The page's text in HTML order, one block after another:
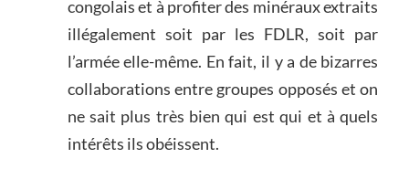
congolais et à profiter des minéraux extraits
illégalement soit par les FDLR, soit par
l’armée elle-même. En fait, il y a de bizarres
collaborations entre groupes opposés et on
ne sait plus très bien qui est qui et à quels
intérêts ils obéissent.